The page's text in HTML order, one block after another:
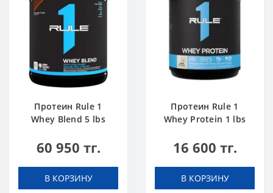
Протеин Rule 1
Whey Blend 5 lbs
60 950 тг.
В КОРЗИНУ
Протеин Rule 1
Whey Protein 1 lbs
Мороженое
16 600 тг.
В КОРЗИНУ